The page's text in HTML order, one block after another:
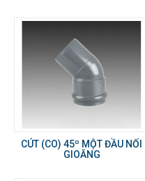
CÚT (CO) 45º MỘT ĐẦU NỐI
GIOĂNG